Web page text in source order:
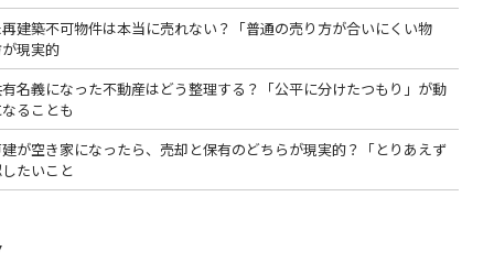
建築不可物件は本当に売れない？「普通の売り方が合いにくい物
現実的
名義になった不動産はどう整理する？「公平に分けたつもり」が動
ることも
が空き家になったら、売却と保有のどちらが現実的？「とりあえず
たいこと